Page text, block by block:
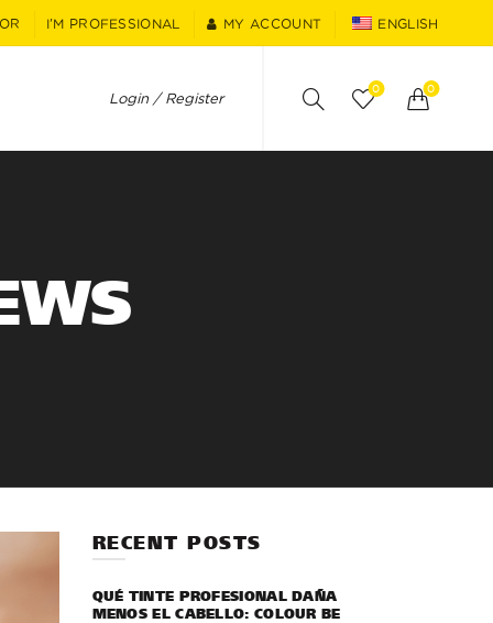
I'M PROFESSIONAL MY ACCOUNT ENGLISH
Login / Register
0 0
RECENT POSTS
QUÉ TINTE PROFESIONAL DAÑA
MENOS EL CABELLO: COLOUR BE